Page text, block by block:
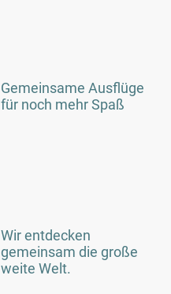
Gemeinsame Ausflüge
für noch mehr Spaß
Wir entdecken
gemeinsam die große
weite Welt.